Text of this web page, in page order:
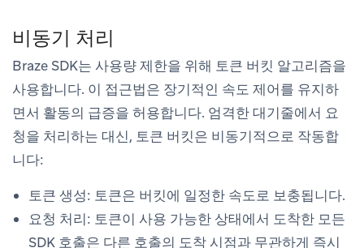
비동기 처리
Braze SDK는 사용량 제한을 위해 토큰 버킷 알고리즘을
사용합니다. 이 접근법은 장기적인 속도 제어를 유지하
면서 활동의 급증을 허용합니다. 엄격한 대기줄에서 요
청을 처리하는 대신, 토큰 버킷은 비동기적으로 작동합
니다:
토큰 생성: 토큰은 버킷에 일정한 속도로 보충됩니다.
요청 처리: 토큰이 사용 가능한 상태에서 도착한 모든
SDK 호출은 다른 호출의 도착 시점과 무관하게 즉시